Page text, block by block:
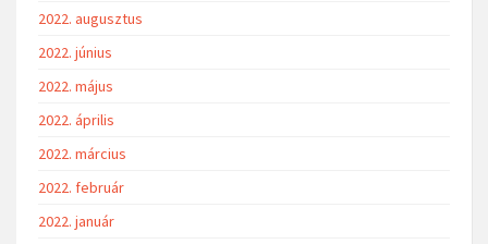
2022. augusztus
2022. június
2022. május
2022. április
2022. március
2022. február
2022. január